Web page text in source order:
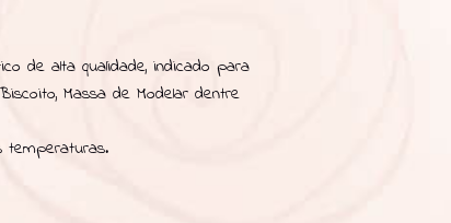
de alta qualidade, indicado para
Massa de Modelar dentre